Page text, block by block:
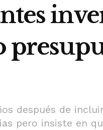
después de
pero insiste en